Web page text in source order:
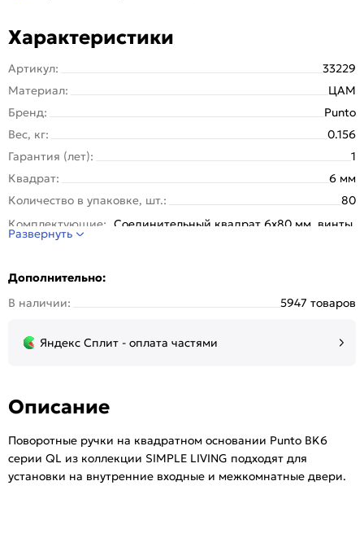
Характеристики
Артикул:
33229
Материал:
ЦАМ
Бренд:
Punto
Вес, кг:
0.156
Гарантия (лет):
1
Квадрат:
6 мм
Количество в упаковке, шт.:
80
Комплектующие: Соединительный квадрат 6x80 мм, винты,
Стиль:
Страна происхождения:
Китай
Тип упаковки:
Подвес
Развернуть
Дополнительно:
В наличии:
5947 товаров
Яндекс Сплит - оплата частями
Описание
Поворотные ручки на квадратном основании Punto BK6
серии QL из коллекции SIMPLE LIVING подходят для
установки на внутренние входные и межкомнатные двери.